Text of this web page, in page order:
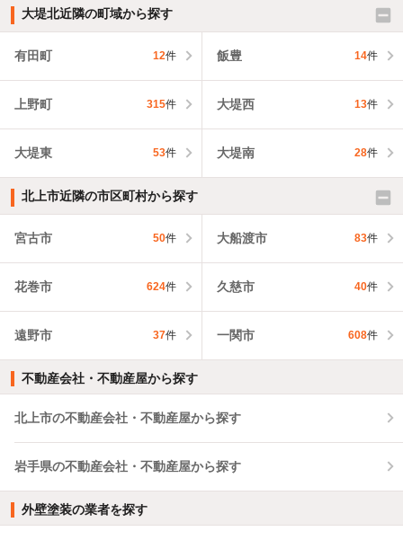
大堤北近隣の町域から探す
有田町 12件 飯豊 14件
上野町 315件 大堤西 13件
大堤東 53件 大堤南 28件
北上市近隣の市区町村から探す
宮古市 50件 大船渡市 83件
花巻市 624件 久慈市 40件
遠野市 37件 一関市 608件
不動産会社・不動産屋から探す
北上市の不動産会社・不動産屋から探す
岩手県の不動産会社・不動産屋から探す
外壁塗装の業者を探す